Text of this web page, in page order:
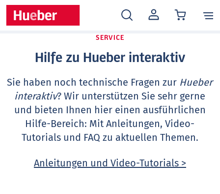
MEIN
KONTO
SERVICE
Hilfe zu Hueber interaktiv
Sie haben noch technische Fragen zur Hueber
interaktiv? Wir unterstützen Sie sehr gerne
und bieten Ihnen hier einen ausführlichen
Hilfe-Bereich: Mit Anleitungen, Video-
Tutorials und FAQ zu aktuellen Themen.
Anleitungen und Video-Tutorials >